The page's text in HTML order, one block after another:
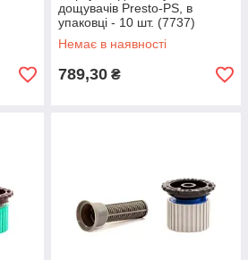
дощувачів Presto-PS, в
упаковці - 10 шт. (7737)
Немає в наявності
789,30 ₴